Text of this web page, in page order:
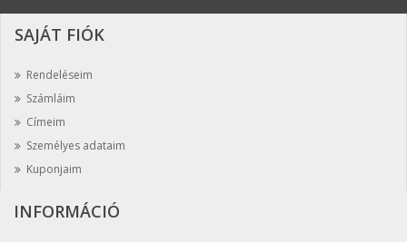
SAJÁT FIÓK
Rendeléseim
Számláim
Címeim
Személyes adataim
Kuponjaim
INFORMÁCIÓ